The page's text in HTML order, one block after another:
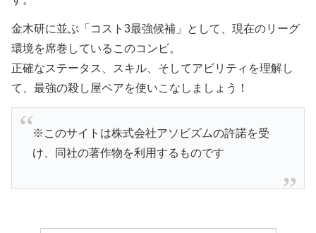
金木研に並ぶ「コスト3最強候補」として、現在のリーグ
環境を席巻しているこのコンビ。
正確なステータス、スキル、そしてアビリティを理解し
て、最強の殺し屋ペアを使いこなしましょう！
※このサイトは株式会社アソビズムの許諾を受
け、同社の著作物を利用するものです